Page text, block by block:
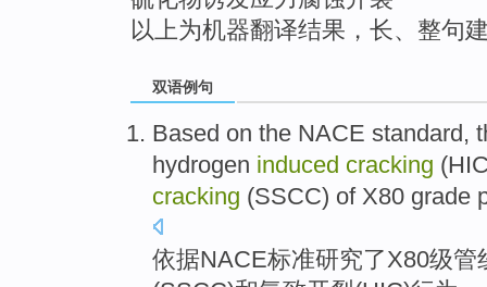
以上为机器翻译结果，长、整句
双语例句
Based on the NACE standard,
hydrogen induced cracking (
cracking (SSCC) of X80 grade
依据NACE标准研究了X80级管